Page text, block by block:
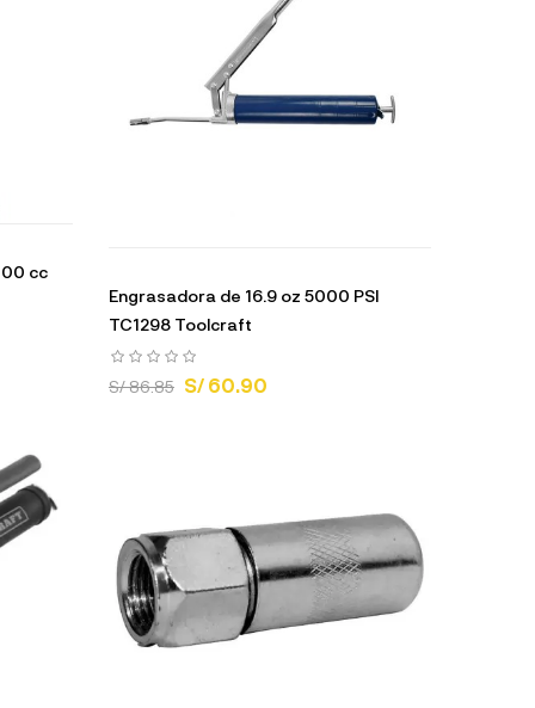
cc
Engrasadora de 16.9 oz 5000 PSI
TC1298 Toolcraft
S/ 86.85 S/ 60.90